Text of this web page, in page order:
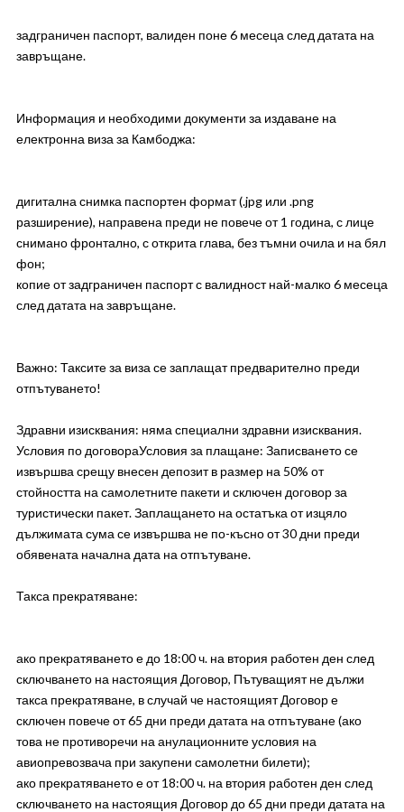
задграничен паспорт, валиден поне 6 месеца след датата на
завръщане.
Информация и необходими документи за издаване на
електронна виза за Камбоджа:
дигитална снимка паспортен формат (.jpg или .png
разширение), направена преди не повече от 1 година, с лице
снимано фронтално, с открита глава, без тъмни очила и на бял
фон;
копие от задграничен паспорт с валидност най-малко 6 месеца
след датата на завръщане.
Важно: Таксите за виза се заплащат предварително преди
отпътуването!
Здравни изисквания: няма специални здравни изисквания.
Условия по договораУсловия за плащане: Записването се
извършва срещу внесен депозит в размер на 50% от
стойността на самолетните пакети и сключен договор за
туристически пакет. Заплащането на остатъка от изцяло
дължимата сума се извършва не по-късно от 30 дни преди
обявената начална дата на отпътуване.
Такса прекратяване:
ако прекратяването е до 18:00 ч. на втория работен ден след
сключването на настоящия Договор, Пътуващият не дължи
такса прекратяване, в случай че настоящият Договор е
сключен повече от 65 дни преди датата на отпътуване (ако
това не противоречи на анулационните условия на
авиопревозвача при закупени самолетни билети);
ако прекратяването е от 18:00 ч. на втория работен ден след
сключването на настоящия Договор до 65 дни преди датата на